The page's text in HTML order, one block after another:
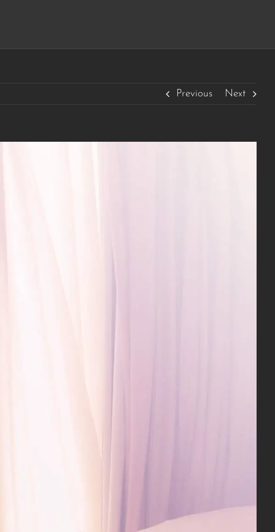
Previous Next